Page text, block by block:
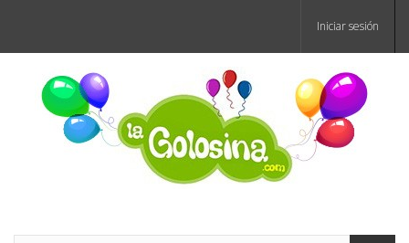
Iniciar sesión